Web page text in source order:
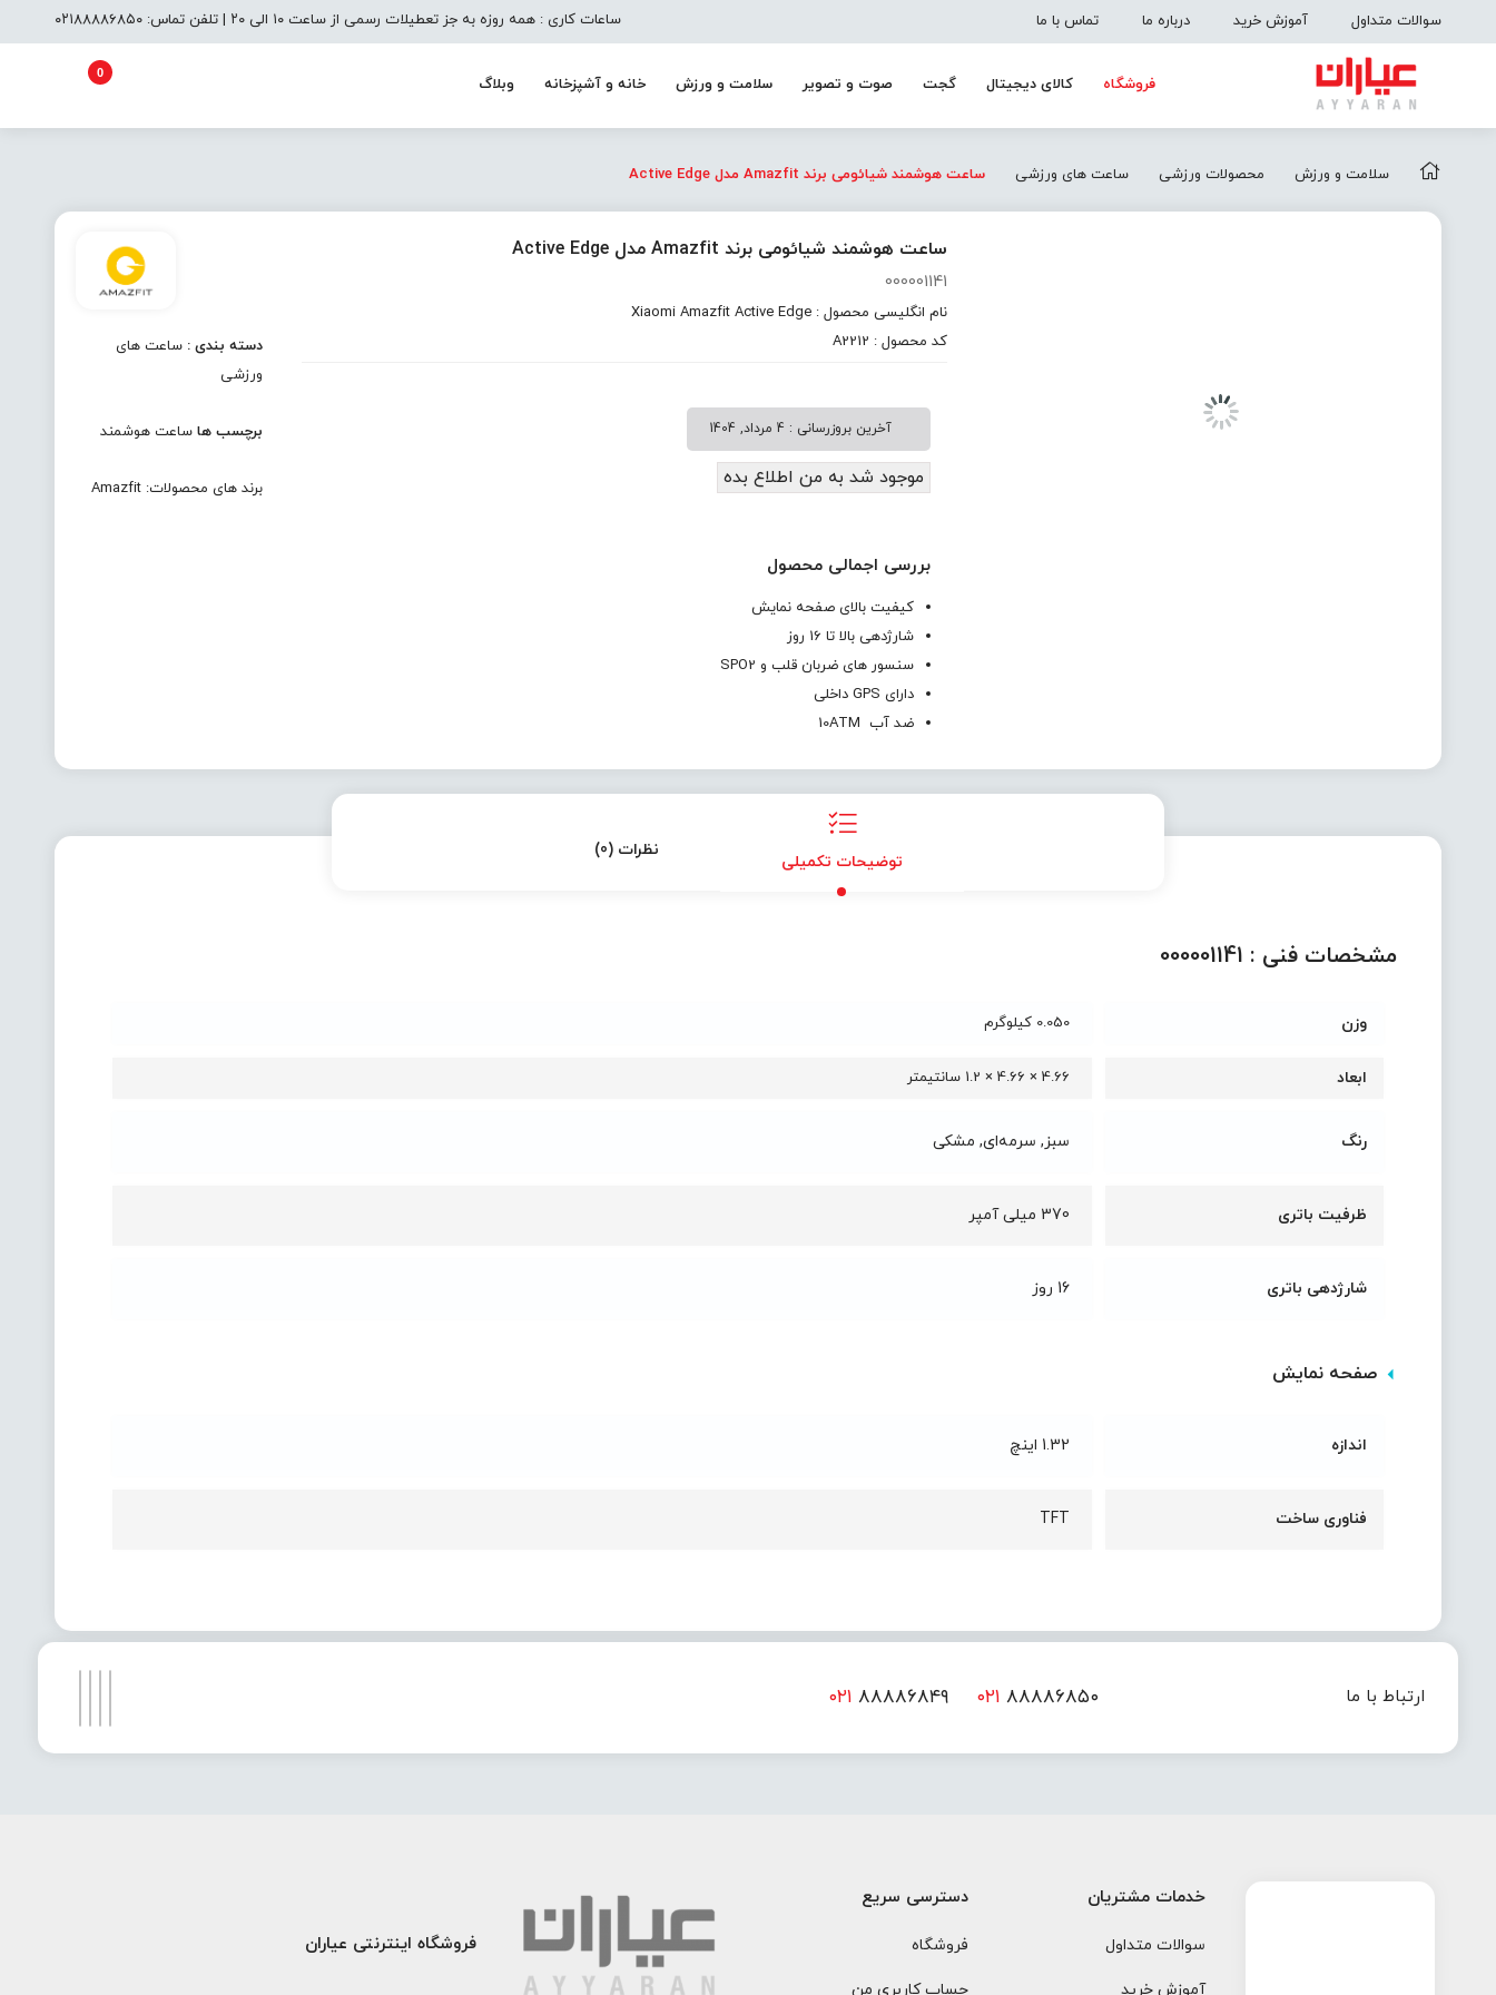
سوالات متداول آموزش خرید درباره ما تماس با ما ساعات کاری : همه روزه به جز تعطیلات رسمی از ساعت ۱۰ الی ۲۰ | تلفن تماس: ۰۲۱۸۸۸۸۶۸۵۰
فروشگاه کالای دیجیتال گجت صوت و تصویر سلامت و ورزش خانه و آشپزخانه وبلاگ
0
سلامت و ورزش محصولات ورزشی ساعت های ورزشی ساعت هوشمند شیائومی برند Amazfit مدل Active Edge
ساعت هوشمند شیائومی برند Amazfit مدل Active Edge
000001141
نام انگلیسی محصول : Xiaomi Amazfit Active Edge
کد محصول : A2212
آخرین بروزرسانی : 4 مرداد, 1404
موجود شد به من اطلاع بده
دسته بندی :ساعت های
ورزشی
برچسب هاساعت هوشمند
برند های محصولات:Amazfit
بررسی اجمالی محصول
کیفیت بالای صفحه نمایش
شارژدهی بالا تا 16 روز
سنسور های ضربان قلب و SPO2
دارای GPS داخلی
ضد آب 10ATM
توضیحات تکمیلی
نظرات (0)
مشخصات فنی : 000001141
وزن 0.050 کیلوگرم
ابعاد 4.66 × 4.66 × 1.2 سانتیمتر
رنگ سبز, سرمه‌ای, مشکی
ظرفیت باتری 370 میلی آمپر
شارژدهی باتری 16 روز
صفحه نمایش
اندازه 1.32 اینچ
فناوری ساخت TFT
ارتباط با ما ۰۲۱ ۸۸۸۸۶۸۴۹ ۰۲۱ ۸۸۸۸۶۸۵۰
خدمات مشتریان
سوالات متداول
آموزش خرید
دسترسی سریع
فروشگاه
حساب کاربری من
فروشگاه اینترنتی عیاران